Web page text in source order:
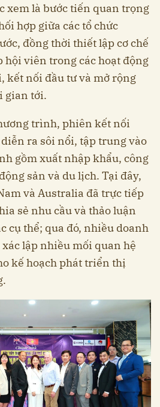
xem là bước tiến quan trọng
hợp giữa các tổ chức
đồng thời thiết lập cơ chế
hội viên trong các hoạt động
kết nối đầu tư và mở rộng
gian tới.
trình, phiên kết nối
ra sôi nổi, tập trung vào
gồm xuất nhập khẩu, công
sản và du lịch. Tại đây,
và Australia đã trực tiếp
sẻ nhu cầu và thảo luận
cụ thể; qua đó, nhiều doanh
lập nhiều mối quan hệ
kế hoạch phát triển thị